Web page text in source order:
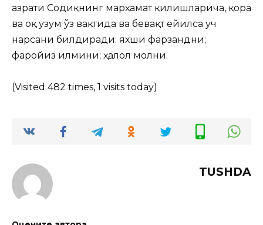
Ҳазрати Содиқнинг марҳамат қилишларича, қора
ва оқ узум ўз вақтида ва бевақт ейилса уч
нарсани билдиради: яхши фарзандни;
фаройиз илмини; ҳалол молни.
(Visited 482 times, 1 visits today)
TUSHDA